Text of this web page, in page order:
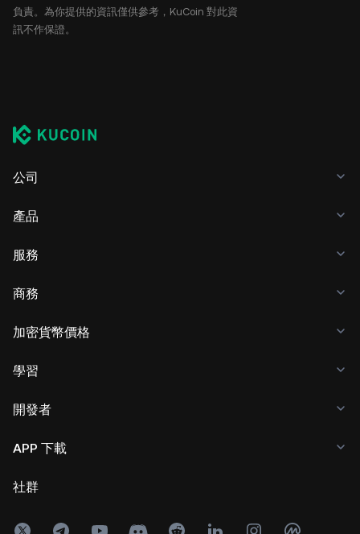
負責。為你提供的資訊僅供參考，KuCoin 對此資
訊不作保證。
公司
產品
服務
商務
加密貨幣價格
學習
開發者
APP 下載
社群